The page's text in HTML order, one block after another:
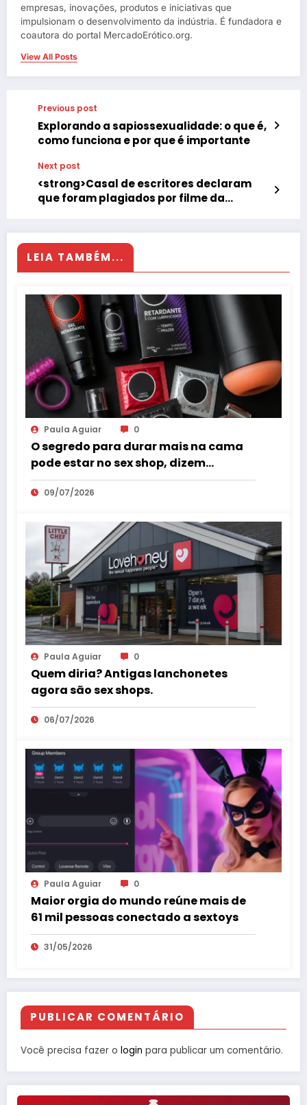
empresas, inovações, produtos e iniciativas que
impulsionam o desenvolvimento da indústria. É fundadora e
coautora do portal MercadoErótico.org.
View All Posts
Previous post
Explorando a sapiossexualidade: o que é,
como funciona e por que é importante
Next post
<strong>Casal de escritores declaram
que foram plagiados por filme da
LEIA TAMBÉM...
Paula Aguiar 0
O segredo para durar mais na cama
pode estar no sex shop, dizem
especialistas em saúde sexual
09/07/2026
Paula Aguiar 0
Quem diria? Antigas lanchonetes
agora são sex shops.
06/07/2026
Paula Aguiar 0
Maior orgia do mundo reúne mais de
61 mil pessoas conectado a sextoys
31/05/2026
PUBLICAR COMENTÁRIO
Você precisa fazer o login para publicar um comentário.